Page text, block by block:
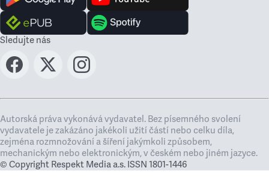
Sledujte nás
Autorská práva vykonává vydavatel. Bez písemného svolení
vydavatele je zakázáno jakékoli užití částí nebo celku díla,
zejména rozmnožování a šíření jakýmkoli způsobem,
mechanickým nebo elektronickým, v českém nebo jiném jazyce.
© Copyright Respekt Media a.s. ISSN 1801-1446